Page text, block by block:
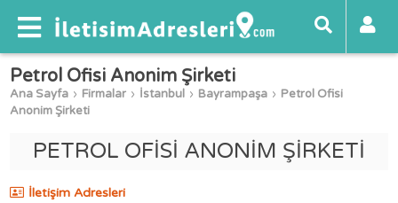
Petrol Ofisi Anonim Şirketi
Ana Sayfa Firmalar İstanbul Bayrampaşa
Petrol Ofisi
Anonim Şirketi
PETROL OFİSİ ANONİM ŞİRKETİ
İletişim Adresleri